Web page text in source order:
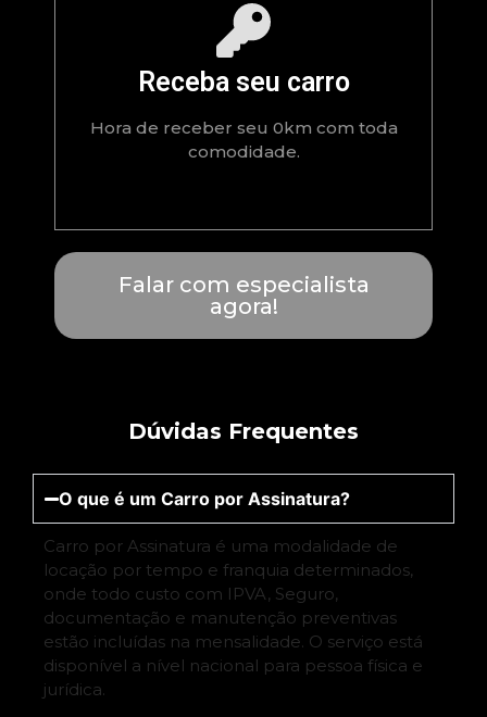
Receba seu carro
Hora de receber seu 0km com toda
comodidade.
Falar com especialista
agora!
Dúvidas Frequentes
O que é um Carro por Assinatura?
Carro por Assinatura é uma modalidade de
locação por tempo e franquia determinados,
onde todo custo com IPVA, Seguro,
documentação e manutenção preventivas
estão incluídas na mensalidade. O serviço está
disponível a nível nacional para pessoa física e
jurídica.